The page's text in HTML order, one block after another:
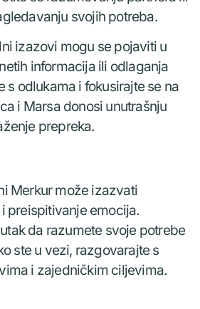
svojih potreba.
izazovi mogu se pojaviti u
informacija ili odlaganja
s odlukama i fokusirajte se na
i Marsa donosi unutrašnju
prepreka.
Merkur može izazvati
preispitivanje emocija.
da razumete svoje potrebe
ste u vezi, razgovarajte s
i zajedničkim ciljevima.